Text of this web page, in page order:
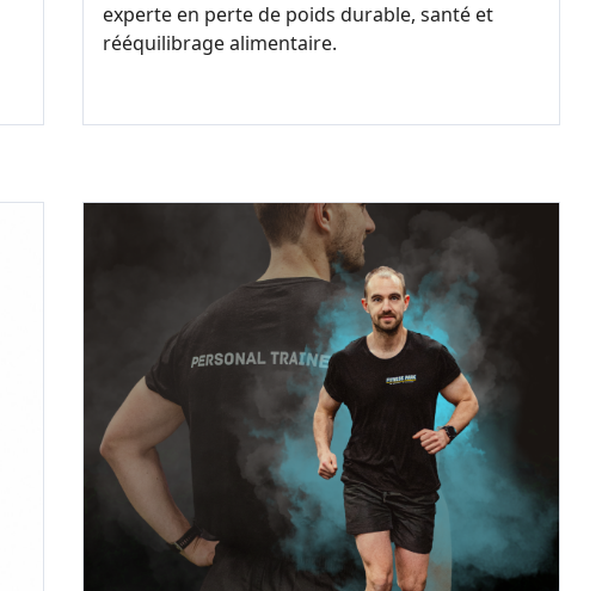
experte en perte de poids durable, santé et
rééquilibrage alimentaire.